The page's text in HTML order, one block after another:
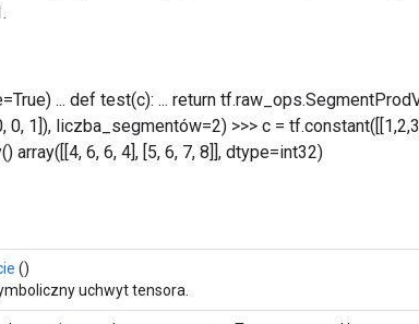
... def test(c): ... return
1]), liczba_segmentów=2) >>> c =
array([[4, 6, 6, 4], [5, 6, 7, 8]], dtype=int32)
()
uchwyt tensora.